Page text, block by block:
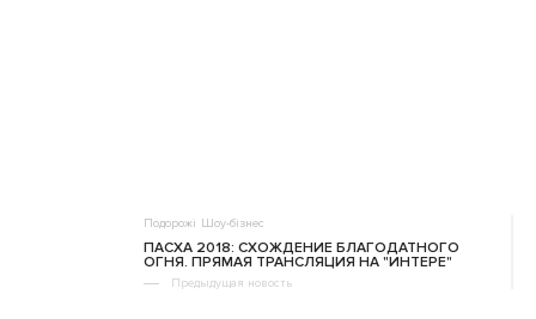
Подорожі Шоу-бізнес
ПАСХА 2018: СХОЖДЕНИЕ БЛАГОДАТНОГО
ОГНЯ. ПРЯМАЯ ТРАНСЛЯЦИЯ НА "ИНТЕРЕ"
Предыдущая новость